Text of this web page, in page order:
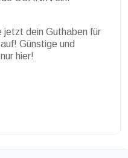
jetzt dein Guthaben für
Günstige und
hier!